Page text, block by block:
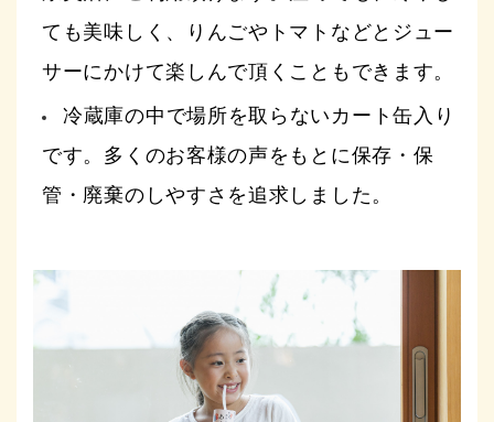
ても美味しく、りんごやトマトなどとジュー
サーにかけて楽しんで頂くこともできます。
冷蔵庫の中で場所を取らないカート缶入り
です。多くのお客様の声をもとに保存・保
管・廃棄のしやすさを追求しました。